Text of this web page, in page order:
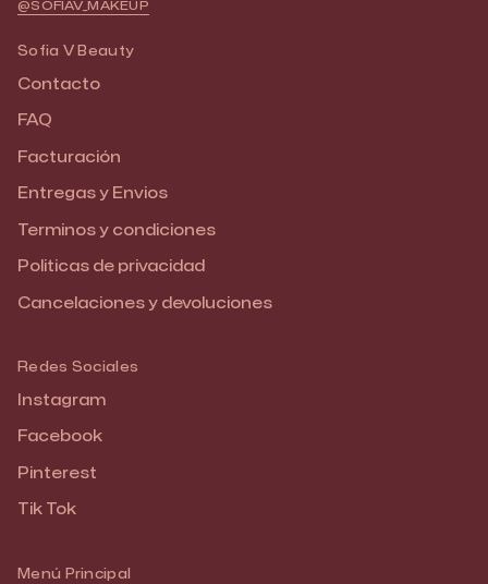
@SOFIAV_MAKEUP
Sofia V Beauty
Contacto
FAQ
Facturación
Entregas y Envios
Terminos y condiciones
Politicas de privacidad
Cancelaciones y devoluciones
Redes Sociales
Instagram
Facebook
Pinterest
Tik Tok
Menú Principal